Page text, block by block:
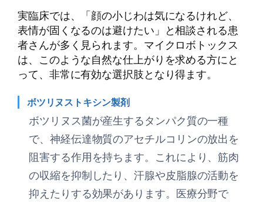
実臨床では、「顔の小じわは気になるけれど、
表情が固くなるのは避けたい」と相談される患
者さんが多く見られます。マイクロボトックス
は、このような自然な仕上がりを求める方にと
って、非常に有効な選択肢となり得ます。
ボツリヌストキシン製剤
ボツリヌス菌が産生するタンパク質の一種
で、神経伝達物質のアセチルコリンの放出を
阻害する作用を持ちます。これにより、筋肉
の収縮を抑制したり、汗腺や皮脂腺の活動を
抑えたりする効果があります。医療分野で